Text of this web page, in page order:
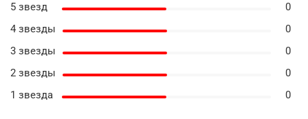
5 звезд
0
4 звезды
0
3 звезды
0
2 звезды
0
1 звезда
0